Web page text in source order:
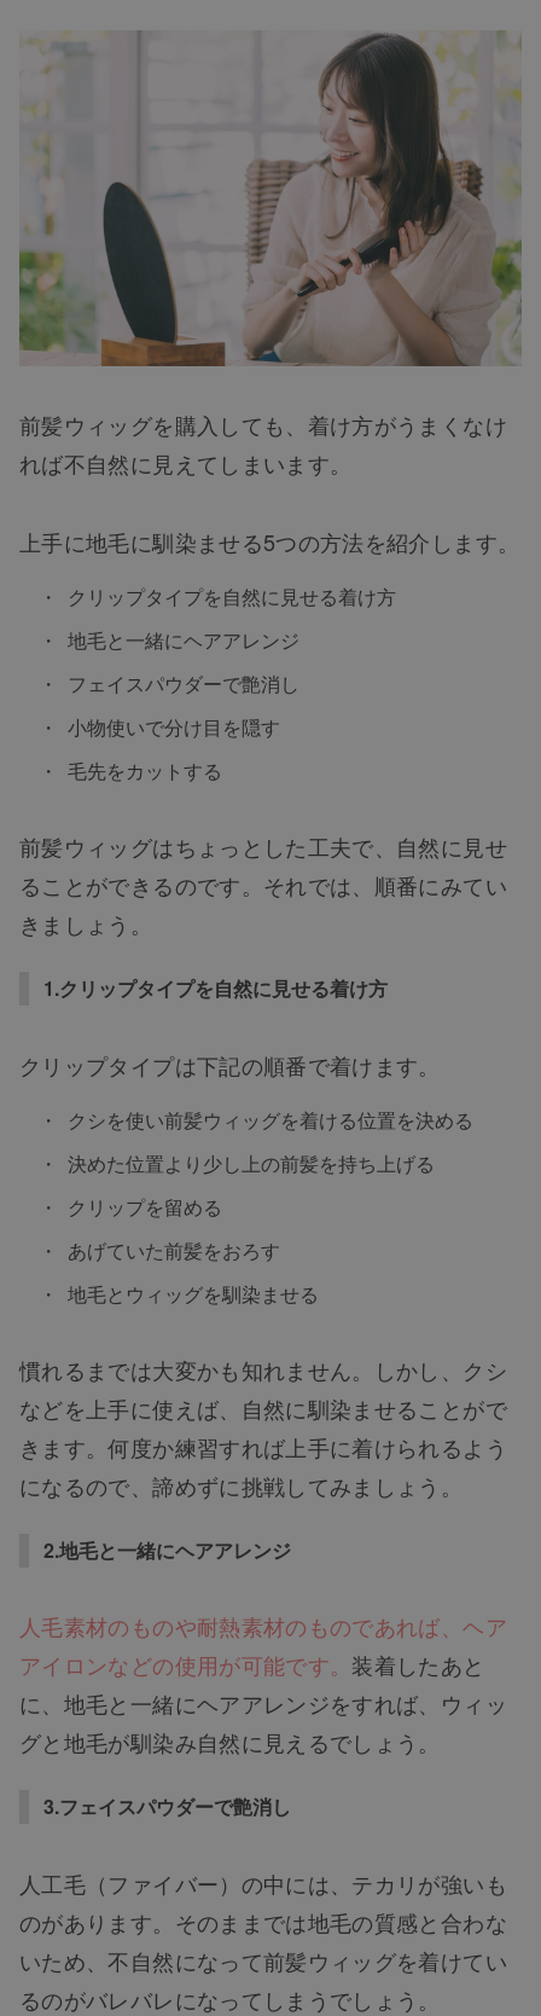
前髪ウィッグを購入しても、着け方がうまくなけ
れば不自然に見えてしまいます。
上手に地毛に馴染ませる5つの方法を紹介します。
クリップタイプを自然に見せる着け方
地毛と一緒にヘアアレンジ
フェイスパウダーで艶消し
小物使いで分け目を隠す
毛先をカットする
前髪ウィッグはちょっとした工夫で、自然に見せ
ることができるのです。それでは、順番にみてい
きましょう。
1.クリップタイプを自然に見せる着け方
クリップタイプは下記の順番で着けます。
クシを使い前髪ウィッグを着ける位置を決める
決めた位置より少し上の前髪を持ち上げる
クリップを留める
あげていた前髪をおろす
地毛とウィッグを馴染ませる
慣れるまでは大変かも知れません。しかし、クシ
などを上手に使えば、自然に馴染ませることがで
きます。何度か練習すれば上手に着けられるよう
になるので、諦めずに挑戦してみましょう。
2.地毛と一緒にヘアアレンジ
人毛素材のものや耐熱素材のものであれば、ヘア
アイロンなどの使用が可能です。 装着したあと
に、地毛と一緒にヘアアレンジをすれば、ウィッ
グと地毛が馴染み自然に見えるでしょう。
3.フェイスパウダーで艶消し
人工毛（ファイバー）の中には、テカリが強いも
のがあります。そのままでは地毛の質感と合わな
いため、不自然になって前髪ウィッグを着けてい
るのがバレバレになってしまうでしょう。